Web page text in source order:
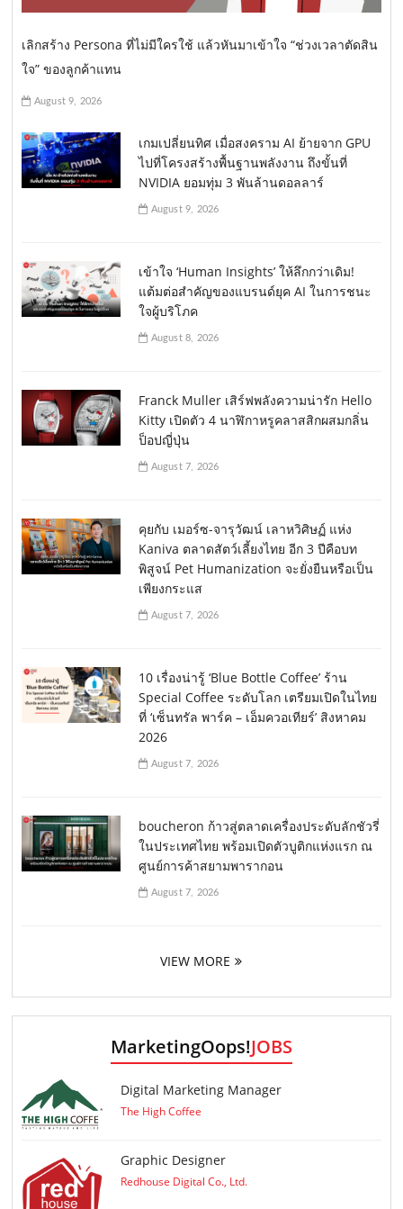
เลิกสร้าง Persona ที่ไม่มีใครใช้ แล้วหันมาเข้าใจ “ช่วงเวลาตัดสิน
ใจ” ของลูกค้าแทน
August 9, 2026
เกมเปลี่ยนทิศ เมื่อสงคราม AI ย้ายจาก GPU
ไปที่โครงสร้างพื้นฐานพลังงาน ถึงขั้นที่
NVIDIA ยอมทุ่ม 3 พันล้านดอลลาร์
August 9, 2026
เข้าใจ ‘Human Insights’ ให้ลึกกว่าเดิม!
แต้มต่อสำคัญของแบรนด์ยุค AI ในการชนะ
ใจผู้บริโภค
August 8, 2026
Franck Muller เสิร์ฟพลังความน่ารัก Hello
Kitty เปิดตัว 4 นาฬิกาหรูคลาสสิกผสมกลิ่น
ป็อปญี่ปุ่น
August 7, 2026
คุยกับ เมอร์ซ-จารุวัฒน์ เลาหวิศิษฏ์ แห่ง
Kaniva ตลาดสัตว์เลี้ยงไทย อีก 3 ปีคือบท
พิสูจน์ Pet Humanization จะยั่งยืนหรือเป็น
เพียงกระแส
August 7, 2026
10 เรื่องน่ารู้ ‘Blue Bottle Coffee’ ร้าน
Special Coffee ระดับโลก เตรียมเปิดในไทย
ที่ ‘เซ็นทรัล พาร์ค – เอ็มควอเทียร์’ สิงหาคม
2026
August 7, 2026
boucheron ก้าวสู่ตลาดเครื่องประดับลักชัวรี่
ในประเทศไทย พร้อมเปิดตัวบูติกแห่งแรก ณ
ศูนย์การค้าสยามพารากอน
August 7, 2026
VIEW MORE
MarketingOops!JOBS
Digital Marketing Manager
The High Coffee
Graphic Designer
Redhouse Digital Co., Ltd.